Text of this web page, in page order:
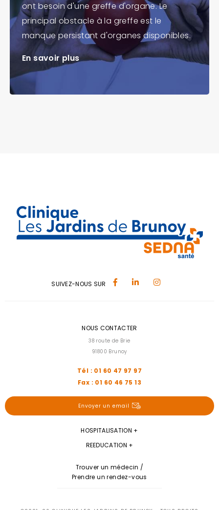
ont besoin d'une greffe d'organe. Le
principal obstacle à la greffe est le
manque persistant d'organes disponibles.
En savoir plus
SUIVEZ-NOUS SUR
NOUS CONTACTER
38 route de Brie
91800 Brunoy
Tél : 01 60 47 97 97
Fax : 01 60 46 75 13
Envoyer un email
HOSPITALISATION
REEDUCATION
Trouver un médecin /
Prendre un rendez-vous